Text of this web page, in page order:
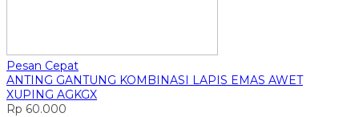
Pesan Cepat
ANTING GANTUNG KOMBINASI LAPIS EMAS AWET
XUPING AGKGX
Rp 60.000